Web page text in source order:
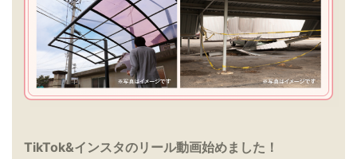
TikTok&インスタのリール動画始めました！